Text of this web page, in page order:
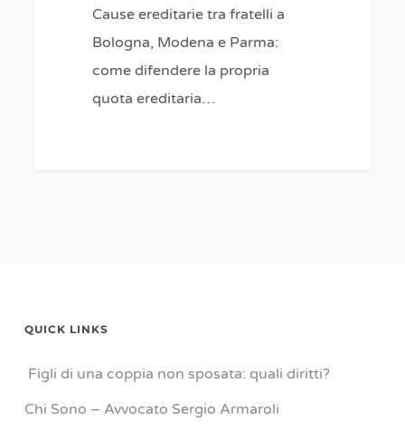
Cause ereditarie tra fratelli a
Bologna, Modena e Parma:
come difendere la propria
quota ereditaria…
QUICK LINKS
Figli di una coppia non sposata: quali diritti?
Chi Sono – Avvocato Sergio Armaroli